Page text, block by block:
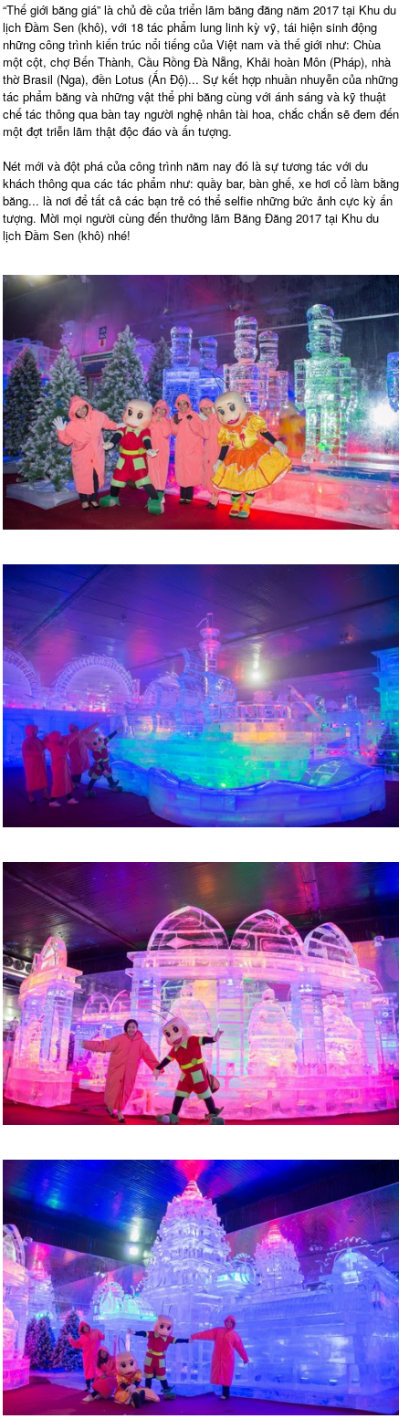
“Thế giới băng giá” là chủ đề của triển lãm băng đăng năm 2017 tại Khu du
lịch Đầm Sen (khô), với 18 tác phẩm lung linh kỳ vỹ, tái hiện sinh động
những công trình kiến trúc nổi tiếng của Việt nam và thế giới như: Chùa
một cột, chợ Bến Thành, Cầu Rồng Đà Nẵng, Khải hoàn Môn (Pháp), nhà
thờ Brasil (Nga), đền Lotus (Ấn Độ)... Sự kết hợp nhuần nhuyễn của những
tác phẩm băng và những vật thể phi băng cùng với ánh sáng và kỹ thuật
chế tác thông qua bàn tay người nghệ nhân tài hoa, chắc chắn sẽ đem đến
một đợt triễn lãm thật độc đáo và ấn tượng.
Nét mới và đột phá của công trình năm nay đó là sự tương tác với du
khách thông qua các tác phẩm như: quầy bar, bàn ghế, xe hơi cổ làm bằng
băng... là nơi để tất cả các bạn trẻ có thể selfie những bức ảnh cực kỳ ấn
tượng. Mời mọi người cùng đến thưởng lãm Băng Đăng 2017 tại Khu du
lịch Đầm Sen (khô) nhé!